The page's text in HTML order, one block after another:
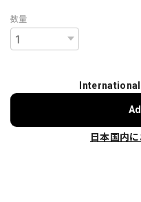
数量
日本国内